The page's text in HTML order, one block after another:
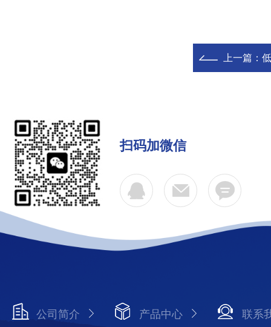
上一篇：
扫码加微信
公司简介 产品中心 联系